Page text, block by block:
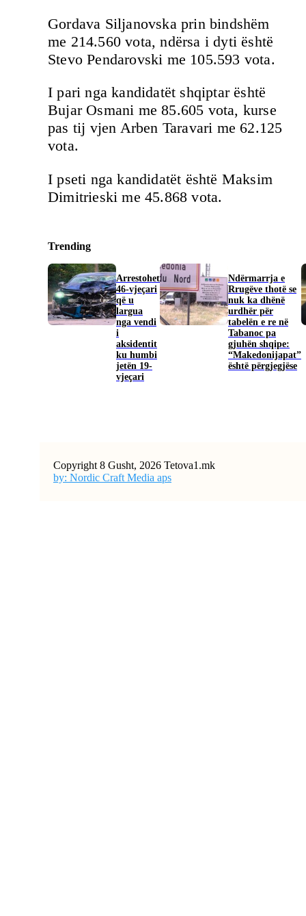
Gordava Siljanovska prin bindshëm
me 214.560 vota, ndërsa i dyti është
Stevo Pendarovski me 105.593 vota.
I pari nga kandidatët shqiptar është
Bujar Osmani me 85.605 vota, kurse
pas tij vjen Arben Taravari me 62.125
vota.
I pseti nga kandidatët është Maksim
Dimitrieski me 45.868 vota.
Trending
Arrestohet
46-vjeçari
që u
largua
nga vendi
i
aksidentit
ku humbi
jetën 19-
vjeçari
Ndërmarrja e
Rrugëve thotë se
nuk ka dhënë
urdhër për
tabelën e re në
Tabanoc pa
gjuhën shqipe:
“Makedonijapat”
është përgjegjëse
Copyright 8 Gusht, 2026 Tetova1.mk
by: Nordic Craft Media aps